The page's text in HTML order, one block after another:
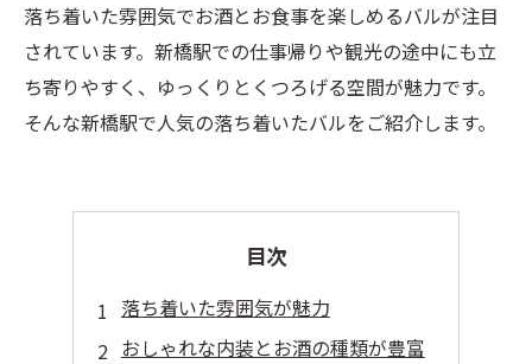
落ち着いた雰囲気でお酒とお食事を楽しめるバルが注目
されています。新橋駅での仕事帰りや観光の途中にも立
ち寄りやすく、ゆっくりとくつろげる空間が魅力です。
そんな新橋駅で人気の落ち着いたバルをご紹介します。
目次
落ち着いた雰囲気が魅力
おしゃれな内装とお酒の種類が豊富